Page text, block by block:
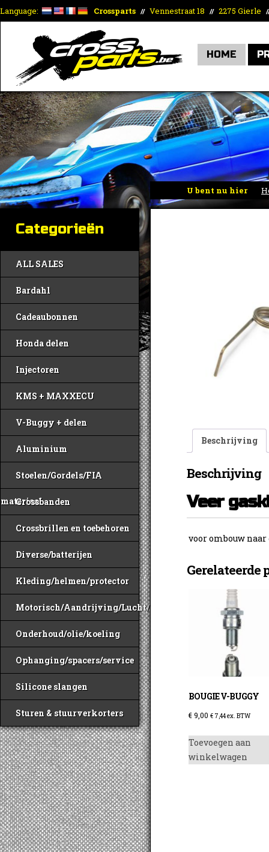
Language: Crossparts // Vennestraat 18 // 2275 Gierle
HOME
U bent nu hier
Categorieën
ALL SALES
Bardahl
Cadeaubonnen
Honda delen
Injectoren
KMS + MAXXECU
V-Buggy + delen
Aluminium
Stoelen/Gordels/FIA
materiaal
Crossbanden
Crossbrillen en toebehoren
Diverse/batterijen
Kleding/helmen/protector
Motorisch/Aandrijving/Lucht/Benzine
Onderhoud/olie/koeling
Ophanging/spacers/service
Silicone slangen
Sturen & stuurverkorters
Beschrijving
Beschrijving
Veer
voor ombouw
Gerelateerde
BOUGIE V-BUGGY
€9,00 € 7,44ex. BTW
Toevoegen aan
winkelwagen